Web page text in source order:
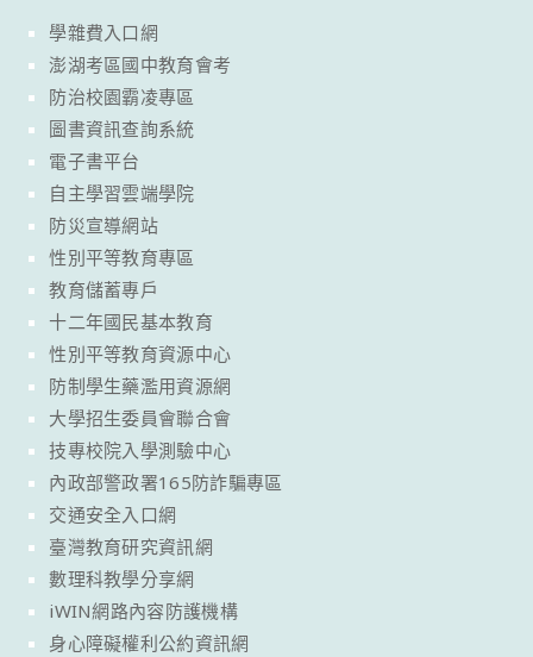
學雜費入口網
澎湖考區國中教育會考
防治校園霸凌專區
圖書資訊查詢系統
電子書平台
自主學習雲端學院
防災宣導網站
性別平等教育專區
教育儲蓄專戶
十二年國民基本教育
性別平等教育資源中心
防制學生藥濫用資源網
大學招生委員會聯合會
技專校院入學測驗中心
內政部警政署165防詐騙專區
交通安全入口網
臺灣教育研究資訊網
數理科教學分享網
iWIN網路內容防護機構
身心障礙權利公約資訊網